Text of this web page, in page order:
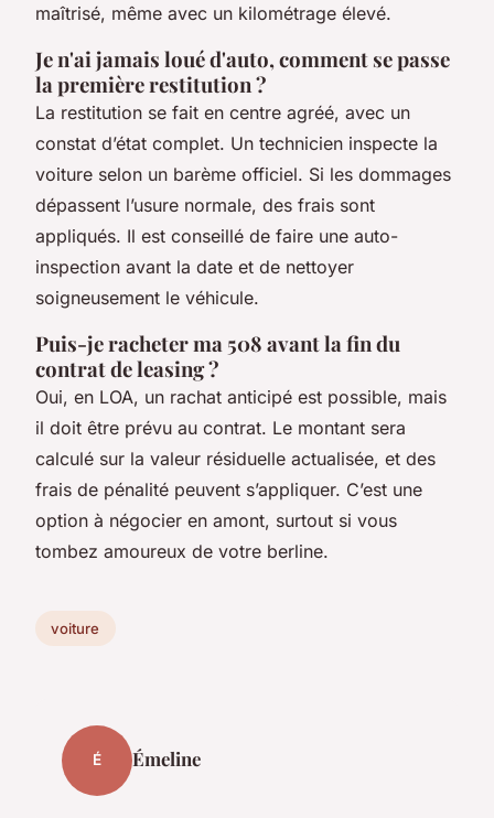
maîtrisé, même avec un kilométrage élevé.
Je n'ai jamais loué d'auto, comment se passe
la première restitution ?
La restitution se fait en centre agréé, avec un
constat d’état complet. Un technicien inspecte la
voiture selon un barème officiel. Si les dommages
dépassent l’usure normale, des frais sont
appliqués. Il est conseillé de faire une auto-
inspection avant la date et de nettoyer
soigneusement le véhicule.
Puis-je racheter ma 508 avant la fin du
contrat de leasing ?
Oui, en LOA, un rachat anticipé est possible, mais
il doit être prévu au contrat. Le montant sera
calculé sur la valeur résiduelle actualisée, et des
frais de pénalité peuvent s’appliquer. C’est une
option à négocier en amont, surtout si vous
tombez amoureux de votre berline.
voiture
É Émeline